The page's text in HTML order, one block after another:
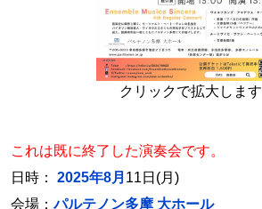
クリックで拡大します
これは既に終了した演奏会です。
日時： 2025年8月 11日(月)
会場：パルテノン多摩 大ホール